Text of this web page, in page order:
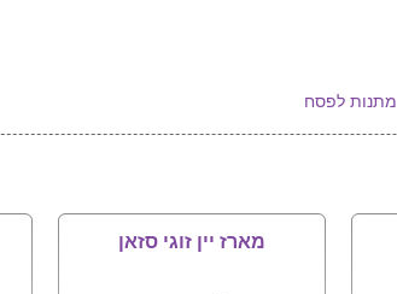
מתנות לפסח
מארז יין זוגי סזאן